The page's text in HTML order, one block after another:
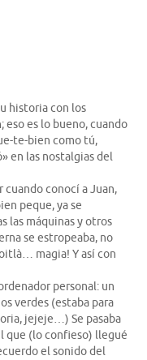
historia con los
es lo bueno, cuando
te-bien como tú,
en las nostalgias del
conocí a Juan,
peque, ya se
las máquinas y otros
se estropeaba, no
magia! Y así con
personal: un
verdes (estaba para
jejeje…) Se pasaba
que (lo confieso) llegué
el sonido del